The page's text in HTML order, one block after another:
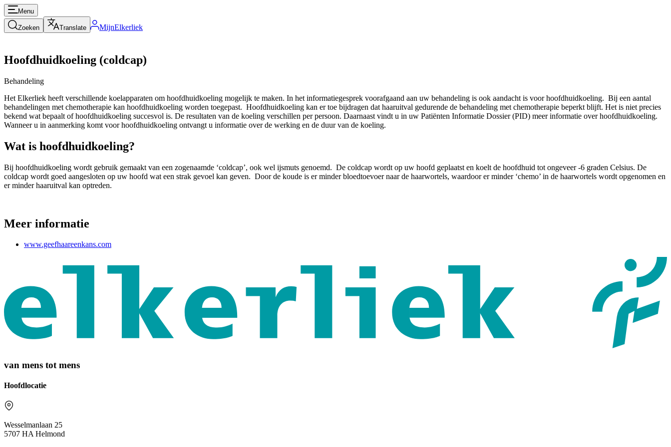
Menu
Zoeken Translate MijnElkerliek
Hoofdhuidkoeling (coldcap)
Behandeling
Het Elkerliek heeft verschillende koelapparaten om hoofdhuidkoeling mogelijk te maken. In het informatiegesprek voorafgaand aan uw behandeling is ook aandacht is voor hoofdhuidkoeling. Bij een aantal
behandelingen met chemotherapie kan hoofdhuidkoeling worden toegepast. Hoofdhuidkoeling kan er toe bijdragen dat haaruitval gedurende de behandeling met chemotherapie beperkt blijft. Het is niet precies
bekend wat bepaalt of hoofdhuidkoeling succesvol is. De resultaten van de koeling verschillen per persoon. Daarnaast vindt u in uw Patiënten Informatie Dossier (PID) meer informatie over hoofdhuidkoeling.
Wanneer u in aanmerking komt voor hoofdhuidkoeling ontvangt u informatie over de werking en de duur van de koeling.
Wat is hoofdhuidkoeling?
Bij hoofdhuidkoeling wordt gebruik gemaakt van een zogenaamde ‘coldcap’, ook wel ijsmuts genoemd. De coldcap wordt op uw hoofd geplaatst en koelt de hoofdhuid tot ongeveer -6 graden Celsius. De
coldcap wordt goed aangesloten op uw hoofd wat een strak gevoel kan geven. Door de koude is er minder bloedtoevoer naar de haarwortels, waardoor er minder ‘chemo’ in de haarwortels wordt opgenomen en
er minder haaruitval kan optreden.
Meer informatie
www.geefhaareenkans.com
van mens tot mens
Hoofdlocatie
Wesselmanlaan 25
5707 HA Helmond